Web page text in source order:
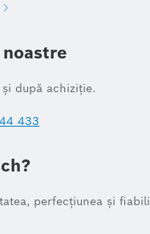
după achiziție.
433
perfecțiunea și